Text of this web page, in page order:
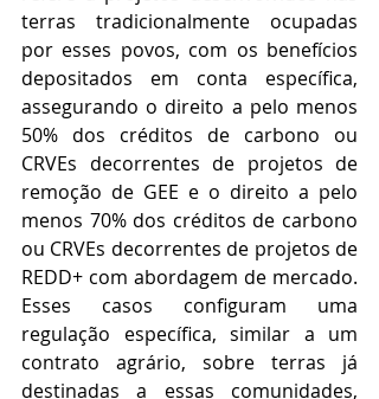
terras tradicionalmente ocupadas
por esses povos, com os benefícios
depositados em conta específica,
assegurando o direito a pelo menos
50% dos créditos de carbono ou
CRVEs decorrentes de projetos de
remoção de GEE e o direito a pelo
menos 70% dos créditos de carbono
ou CRVEs decorrentes de projetos de
REDD+ com abordagem de mercado.
Esses casos configuram uma
regulação específica, similar a um
contrato agrário, sobre terras já
destinadas a essas comunidades,